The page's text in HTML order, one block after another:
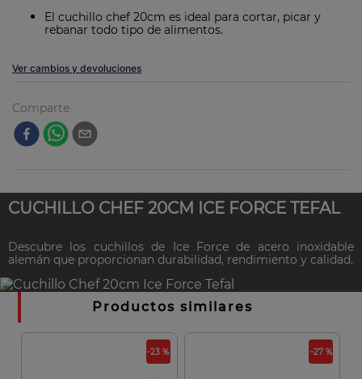
El cuchillo chef 20cm es ideal para cortar, picar y
rebanar todo tipo de alimentos.
Ver cambios y devoluciones
Comparte
CUCHILLO CHEF 20CM ICE FORCE TEFAL
Descubre los cuchillos de Ice Force de acero inoxidable
alemán que proporcionan durabilidad, rendimiento y calidad.
Productos similares
-23 % -27 %